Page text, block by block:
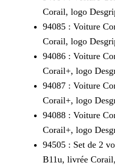
Corail, logo
94085 : Voiture
Corail, logo
94086 : Voiture
Corail+, logo
94087 : Voiture
Corail+, logo
94088 : Voiture
Corail+, logo
94505 : Set de 2
B11u, livrée